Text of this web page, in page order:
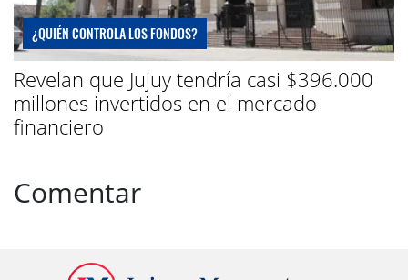
¿QUIÉN CONTROLA LOS FONDOS?
Revelan que Jujuy tendría casi $396.000
millones invertidos en el mercado
financiero
Comentar